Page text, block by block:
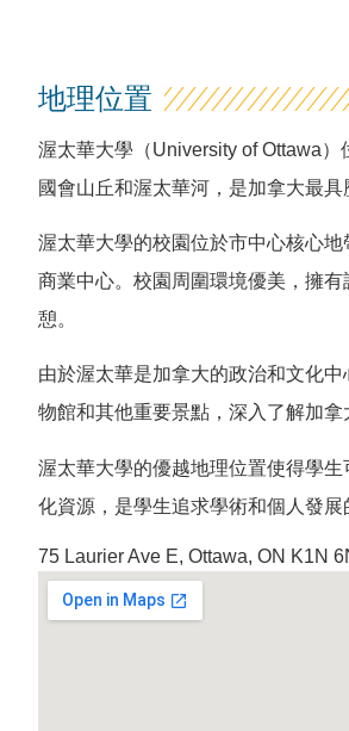
地理位置
渥太華大學（University of Ottawa
國會山丘和渥太華河，是加拿大最具
渥太華大學的校園位於市中心核心
商業中心。校園周圍環境優美，擁
憩。
由於渥太華是加拿大的政治和文化
物館和其他重要景點，深入了解加拿
渥太華大學的優越地理位置使得學
化資源，是學生追求學術和個人發展
75 Laurier Ave E, Ottawa, ON K1N